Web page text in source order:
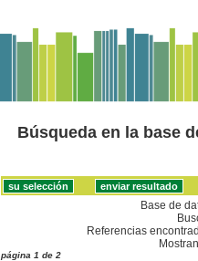
Búsqueda en la base
Base de
Referencias
página 1 de 2